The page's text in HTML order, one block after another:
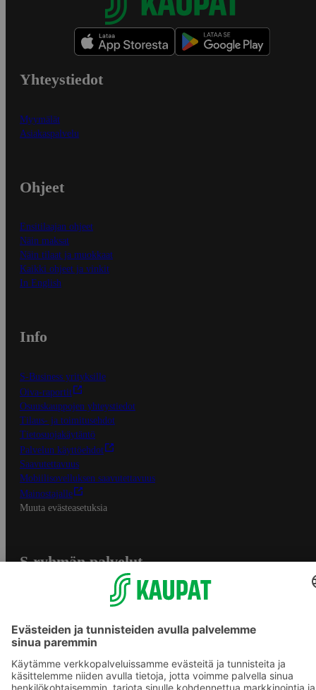
Yhteystiedot
Myymälät
Asiakaspalvelu
Ohjeet
Ensitilaajan ohjeet
Näin maksat
Näin tilaat ja muokkaat
Kaikki ohjeet ja vinkit
In English
Info
S-Business yrityksille
Oiva-raportit
Osuuskauppojen yhteystiedot
Tilaus- ja toimitusehdot
Tietosuojakäytäntö
Palvelun käyttöehdot
Saavutettavuus
Mobiilisovelluksen saavutettavuus
Mainostajalle
Muuta evästeasetuksia
S-ryhmän palvelut
Yhteishyvä Ruoka -sovellus
S-ostoslista -sovellus
Prisma.fi
Sokos.fi